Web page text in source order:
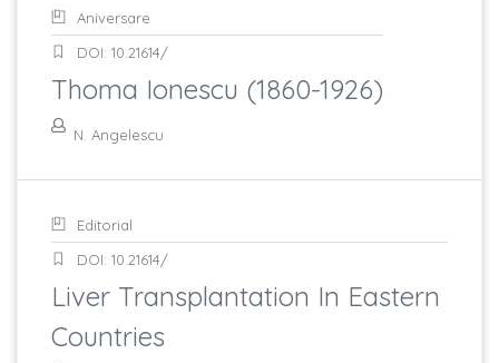
Aniversare
DOI: 10.21614/
Thoma Ionescu (1860-1926)
N. Angelescu
Editorial
DOI: 10.21614/
Liver Transplantation In Eastern
Countries